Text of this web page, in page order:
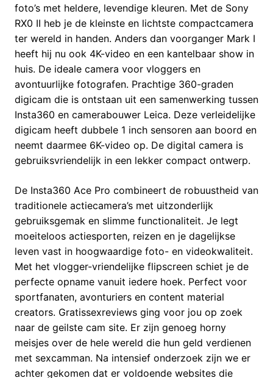
foto’s met heldere, levendige kleuren. Met de Sony
RX0 II heb je de kleinste en lichtste compactcamera
ter wereld in handen. Anders dan voorganger Mark I
heeft hij nu ook 4K-video en een kantelbaar show in
huis. De ideale camera voor vloggers en
avontuurlijke fotografen. Prachtige 360-graden
digicam die is ontstaan uit een samenwerking tussen
Insta360 en camerabouwer Leica. Deze verleidelijke
digicam heeft dubbele 1 inch sensoren aan boord en
neemt daarmee 6K-video op. De digital camera is
gebruiksvriendelijk in een lekker compact ontwerp.
De Insta360 Ace Pro combineert de robuustheid van
traditionele actiecamera’s met uitzonderlijk
gebruiksgemak en slimme functionaliteit. Je legt
moeiteloos actiesporten, reizen en je dagelijkse
leven vast in hoogwaardige foto- en videokwaliteit.
Met het vlogger-vriendelijke flipscreen schiet je de
perfecte opname vanuit iedere hoek. Perfect voor
sportfanaten, avonturiers en content material
creators. Gratissexreviews ging voor jou op zoek
naar de geilste cam site. Er zijn genoeg horny
meisjes over de hele wereld die hun geld verdienen
met sexcamman. Na intensief onderzoek zijn we er
achter gekomen dat er voldoende websites die